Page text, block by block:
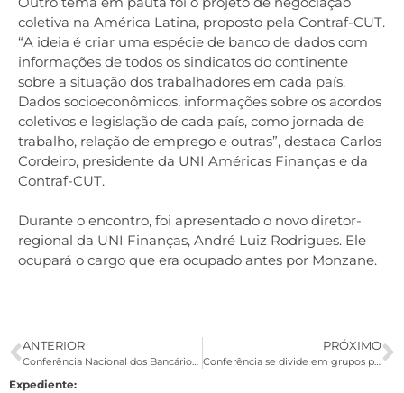
coletiva na América Latina, proposto pela Contraf-CUT.
“A ideia é criar uma espécie de banco de dados com
informações de todos os sindicatos do continente
sobre a situação dos trabalhadores em cada país.
Dados socioeconômicos, informações sobre os acordos
coletivos e legislação de cada país, como jornada de
trabalho, relação de emprego e outras”, destaca Carlos
Cordeiro, presidente da UNI Américas Finanças e da
Contraf-CUT.
Durante o encontro, foi apresentado o novo diretor-
regional da UNI Finanças, André Luiz Rodrigues. Ele
ocupará o cargo que era ocupado antes por Monzane.
ANTERIOR
Conferência Nacional dos Bancários: assista agora transmissão ao vivo
PRÓXIMO
Conferência se divide em grupos para aprofundar debate neste sábado à tarde
Expediente: